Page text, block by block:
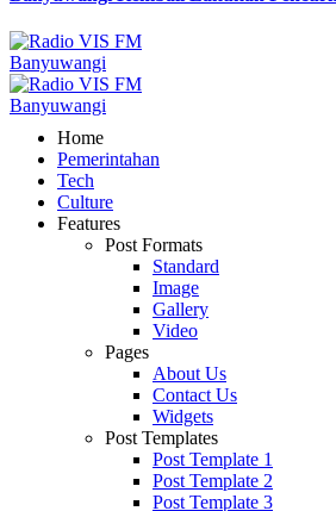
Home
Pemerintahan
Tech
Culture
Features
Post Formats
Standard
Image
Gallery
Video
Pages
About Us
Contact Us
Widgets
Post Templates
Post Template 1
Post Template 2
Post Template 3